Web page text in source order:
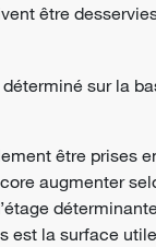
être
sur la
être prises
augmenter
est la surface